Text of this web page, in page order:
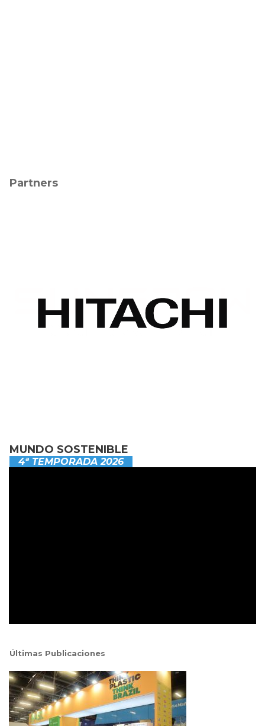
Partners
MUNDO SOSTENIBLE
4ª TEMPORADA 2026
Últimas Publicaciones